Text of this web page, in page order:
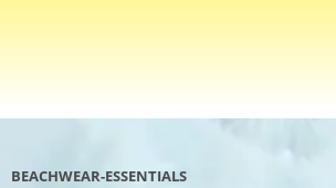
BEACHWEAR-ESSENTIALS